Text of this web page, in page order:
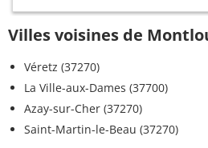
Villes voisines de
Véretz (37270)
La Ville-aux-Dames (37700)
Azay-sur-Cher (37270)
Saint-Martin-le-Beau (37270)